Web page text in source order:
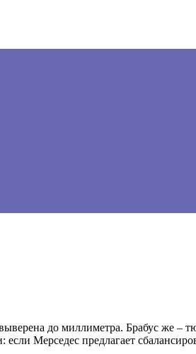
до миллиметра. Брабус же –
Мерседес предлагает